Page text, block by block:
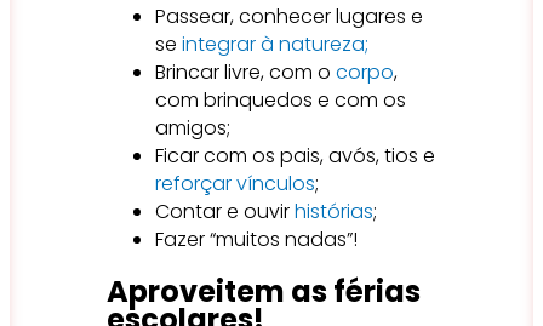
Passear, conhecer lugares e
se integrar à natureza;
Brincar livre, com o corpo,
com brinquedos e com os
amigos;
Ficar com os pais, avós, tios e
reforçar vínculos;
Contar e ouvirhistórias;
Fazer “muitos nadas”!
Aproveitem as férias